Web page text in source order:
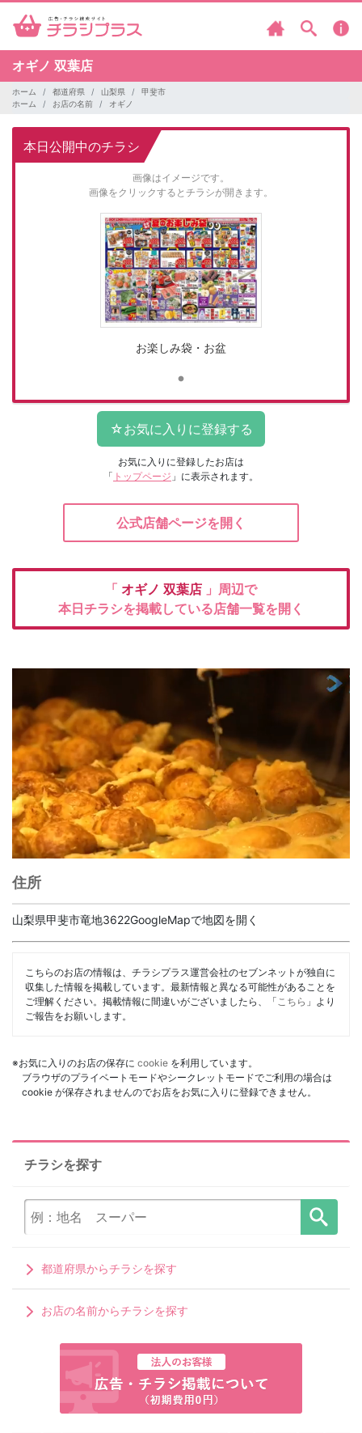
オギノ 双葉店
ホーム 都道府県 山梨県
甲斐市
ホーム
お店の名前 オギノ
本日公開中のチラシ
画像はイメージです。
画像をクリックするとチラシが開きます。
お楽しみ袋・お盆
お気に入りに登録したお店は
「 トップページ 」に表示されます。
公式店舗ページを開く
「 オギノ 双葉店 」周辺で
本日チラシを掲載している店舗一覧を開く
住所
山梨県甲斐市竜地3622GoogleMapで地図を開く
こちらのお店の情報は、チラシプラス運営会社のセブンネットが独自に
収集した情報を掲載しています。最新情報と異なる可能性があることを
ご理解ください。掲載情報に間違いがございましたら、「こちら 」より
ご報告をお願いします。
※お気に入りのお店の保存に cookie を利用しています。
ブラウザのプライベートモードやシークレットモードでご利用の場合は
cookie が保存されませんのでお店をお気に入りに登録できません。
チラシを探す
都道府県からチラシを探す
お店の名前からチラシを探す